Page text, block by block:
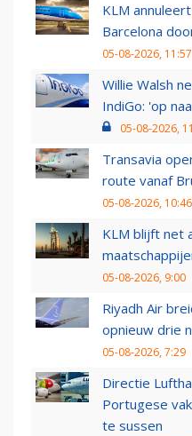
KLM
Barcelona
05-08-2026, 11:57
Willie Walsh
IndiGo: 'op
05-08-2026,
Transavia
route vanaf
05-08-2026, 10:46
KLM blijft net
05-08-2026, 9:00
Riyadh Air
opnieuw drie
05-08-2026, 7:29
Directie
Portugese
te sussen